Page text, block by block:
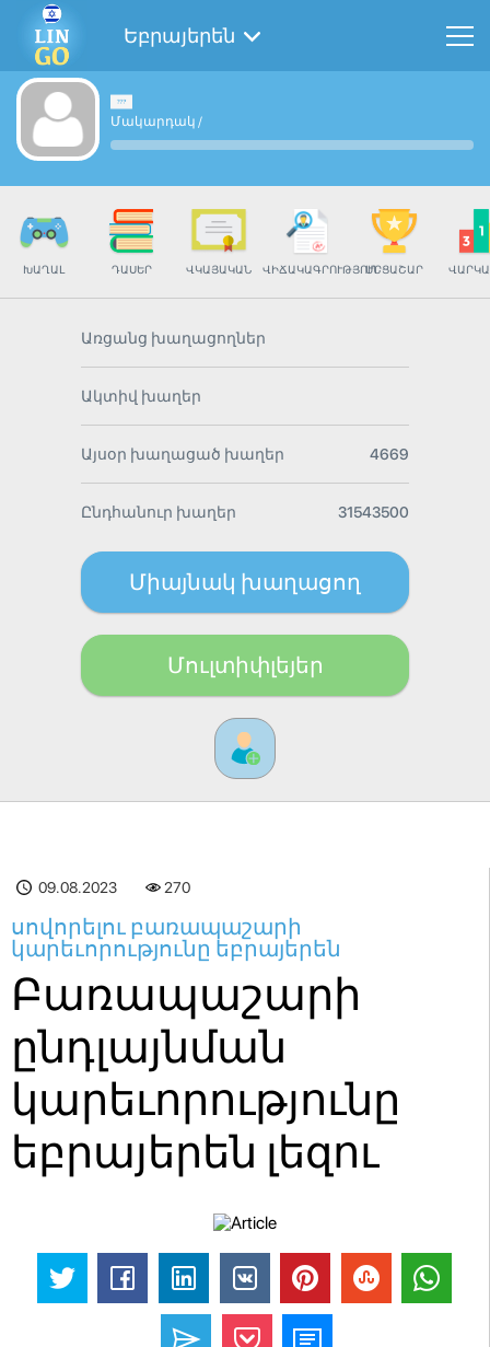
Եբրայերեն
Մակարդակ /
ԽԱՂԱԼ ԴԱՍԵՐ ՎԿԱՅԱԿԱՆ ՎԻՃԱԿԱԳՐՈՒԹՅՈՒՆՄՐՑԱՇԱՐ
Առցանց խաղացողներ
Ակտիվ խաղեր
Այսօր խաղացած խաղեր 4669
Ընդհանուր խաղեր 31543500
Միայնակ խաղացող
Մուլտիփլեյեր
09.08.2023 270
սովորելու բառապաշարի
կարեւորությունը եբրայերեն
Բառապաշարի
ընդլայնման
կարեւորությունը
եբրայերեն լեզու